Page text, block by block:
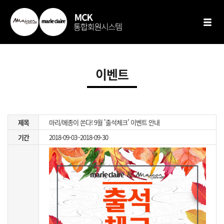
이벤트
제목
마리/메종이 쏜다! 9월 '출석체크' 이벤트 안내
기간
2018-09-03~2018-09-30